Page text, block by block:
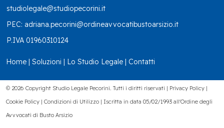
studiolegale@studiopecorini.it
PEC: adriana.pecorini@ordineavvocatibustoarsizio.it
P.IVA 01960310124
Home Soluzioni Lo Studio Legale Contatti
© 2026 Copyright Studio Legale Pecorini. Tutti i diritti riservati | Privacy Policy |
Cookie Policy | Condizioni di Utilizzo | Iscritta in data 05/02/1993 all'Ordine degli
Avvvocati di Busto Arsizio